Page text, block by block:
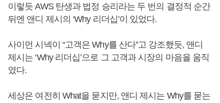
이렇듯 AWS 탄생과 법정 승리라는 두 번의 결정적 순간
뒤엔 앤디 제시의 ‘Why 리더십’이 있었다.
사이먼 시넥이 “고객은 Why를 산다”고 강조했듯, 앤디
제시는 ‘Why 리더십’으로 그 고객과 시장의 마음을 움직
였다.
세상은 여전히 What을 묻지만, 앤디 제시는 Why를 묻는